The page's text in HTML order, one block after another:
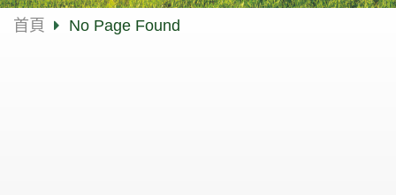
首頁 No Page Found